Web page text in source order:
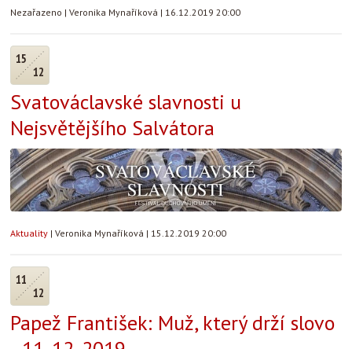
Nezařazeno | Veronika Mynaříková | 16.12.2019 20:00
15
12
Svatováclavské slavnosti u
Nejsvětějšího Salvátora
Aktuality | Veronika Mynaříková | 15.12.2019 20:00
11
12
Papež František: Muž, který drží slovo